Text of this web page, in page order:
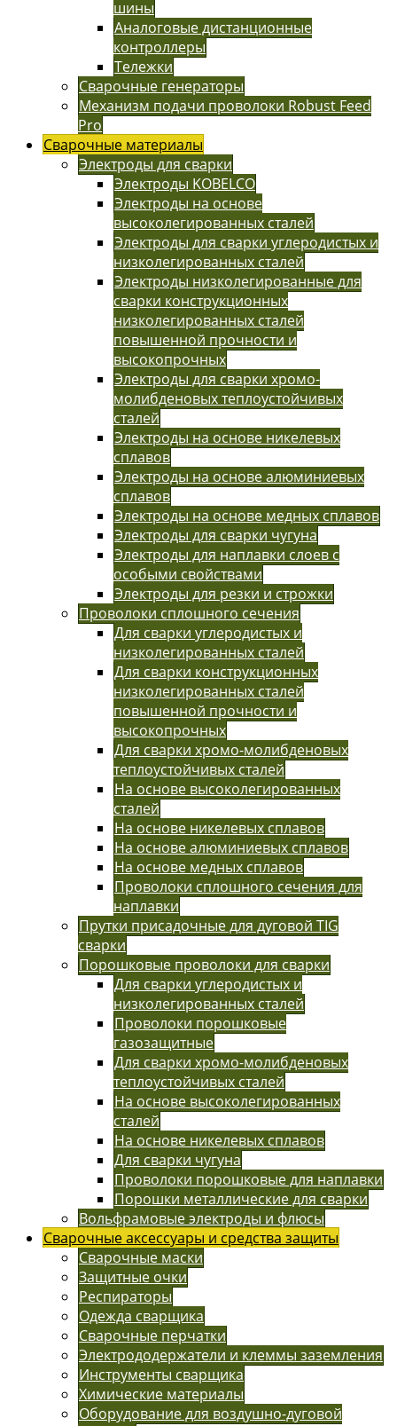
шины
Аналоговые дистанционные
контроллеры
Тележки
Сварочные генераторы
Механизм подачи проволоки Robust Feed
Pro
Сварочные материалы
Электроды для сварки
Электроды KOBELCO
Электроды на основе
высоколегированных сталей
Электроды для сварки углеродистых и
низколегированных сталей
Электроды низколегированные для
сварки конструкционных
низколегированных сталей
повышенной прочности и
высокопрочных
Электроды для сварки хромо-
молибденовых теплоустойчивых
сталей
Электроды на основе никелевых
сплавов
Электроды на основе алюминиевых
сплавов
Электроды на основе медных сплавов
Электроды для сварки чугуна
Электроды для наплавки слоев с
особыми свойствами
Электроды для резки и строжки
Проволоки сплошного сечения
Для сварки углеродистых и
низколегированных сталей
Для сварки конструкционных
низколегированных сталей
повышенной прочности и
высокопрочных
Для сварки хромо-молибденовых
теплоустойчивых сталей
На основе высоколегированных
сталей
На основе никелевых сплавов
На основе алюминиевых сплавов
На основе медных сплавов
Проволоки сплошного сечения для
наплавки
Прутки присадочные для дуговой TIG
сварки
Порошковые проволоки для сварки
Для сварки углеродистых и
низколегированных сталей
Проволоки порошковые
газозащитные
Для сварки хромо-молибденовых
теплоустойчивых сталей
На основе высоколегированных
сталей
На основе никелевых сплавов
Для сварки чугуна
Проволоки порошковые для наплавки
Порошки металлические для сварки
Вольфрамовые электроды и флюсы
Сварочные аксессуары и средства защиты
Сварочные маски
Защитные очки
Респираторы
Одежда сварщика
Сварочные перчатки
Электрододержатели и клеммы заземления
Инструменты сварщика
Химические материалы
Оборудование для воздушно-дуговой